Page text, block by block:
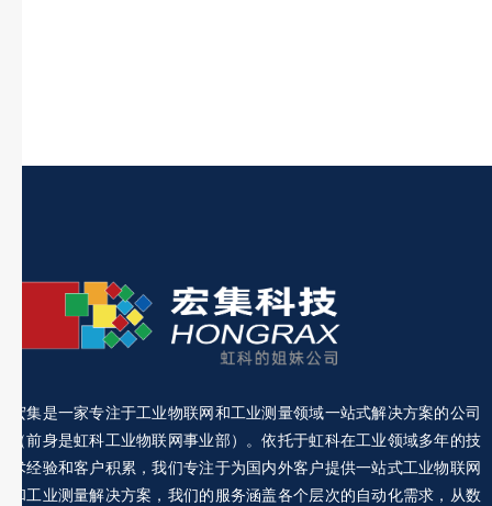
宏集是一家专注于工业物联网和工业测量领域一站式解决方案的公司
（前身是虹科工业物联网事业部）。依托于虹科在工业领域多年的技
术经验和客户积累，我们专注于为国内外客户提供一站式工业物联网
和工业测量解决方案，我们的服务涵盖各个层次的自动化需求，从数